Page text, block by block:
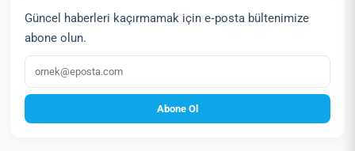
Güncel haberleri kaçırmamak için e‑posta bültenimize
abone olun.
E‑posta
Abone Ol